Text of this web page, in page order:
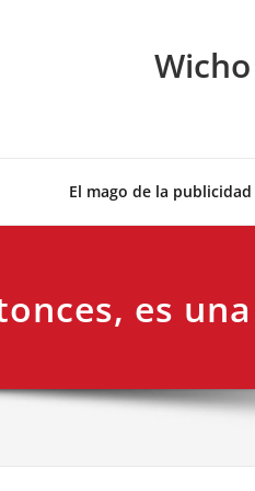
El mago de la publicidad
es